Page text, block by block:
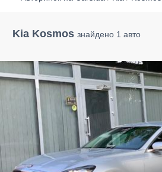
Kia Kosmos знайдено 1 авто